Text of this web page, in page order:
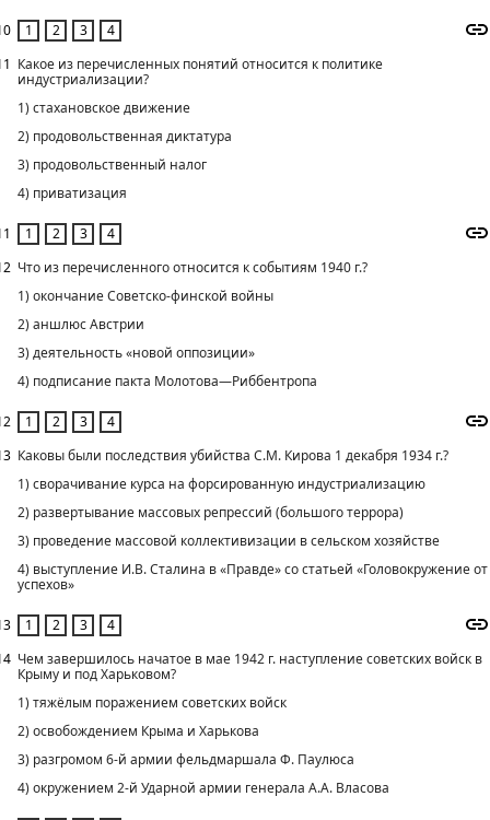
Какое из перечисленных понятий относится к политике
индустриализации?
1) стахановское движение
2) продовольственная диктатура
3) продовольственный налог
4) приватизация
Что из перечисленного относится к событиям 1940 г.?
1) окончание Советско-финской войны
2) аншлюс Австрии
3) деятельность «новой оппозиции»
4) подписание пакта Молотова—Риббентропа
Каковы были последствия убийства С.М. Кирова 1 декабря 1934 г.?
1) сворачивание курса на форсированную индустриализацию
2) развертывание массовых репрессий (большого террора)
3) проведение массовой коллективизации в сельском хозяйстве
4) выступление И.В. Сталина в «Правде» со статьей «Головокружение от
успехов»
Чем завершилось начатое в мае 1942 г. наступление советских войск в
Крыму и под Харьковом?
1) тяжёлым поражением советских войск
2) освобождением Крыма и Харькова
3) разгромом 6-й армии фельдмаршала Ф. Паулюса
4) окружением 2-й Ударной армии генерала А.А. Власова